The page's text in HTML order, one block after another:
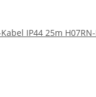
IP44 25m